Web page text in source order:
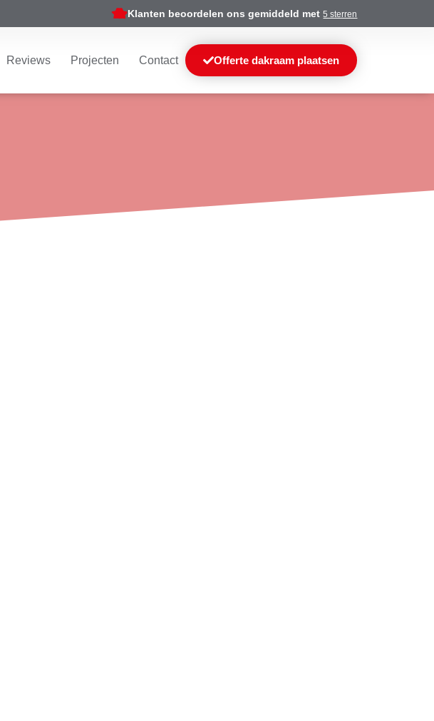
Klanten beoordelen ons gemiddeld met5 sterren
Reviews Projecten Contact Offerte dakraam plaatsen